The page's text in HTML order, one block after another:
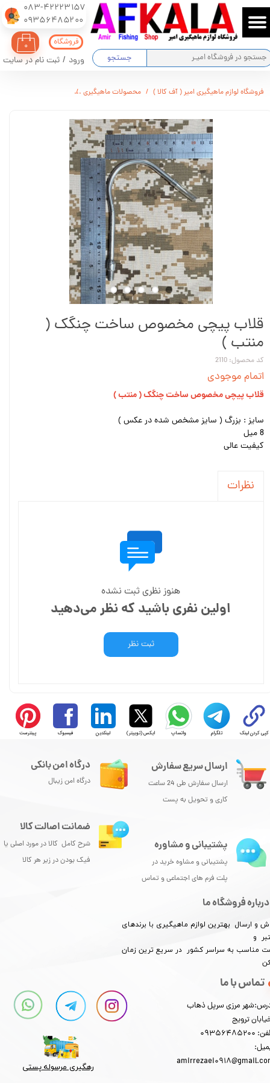
083-42223157
​​​​​​​09356485200
جستجو
۰
ورود / ثبت نام در سایت
حساب کاربری من
تغییر گذر واژه
فروشگاه
فروشگاه لوازم ماهیگیری امیر ( آف کالا ) محصولات ماهیگیری
قلاب پیچی مخصوص ساخت چنگک (
منتب )
کد محصول: 2110
اتمام موجودی
قلاب پیچی مخصوص ساخت چنگک ( منتب )
سایز : بزرگ ( سایز مشخص شده در عکس )
8 میل
کیفیت عالی
نظرات
هنوز نظری ثبت نشده
اولین نفری باشید که نظر می‌دهید
ثبت نظر
کپی کردن لینک تلگرام واتساپ ایکس (توییتر) لینکدین فیسبوک پینترست
ارسال سریع سفارش
ارسال سفارش طی 24 ساعت
کاری و تحویل به پست
درباره فروشگاه ما
و ارسال بهترین لوازم ماهیگیری با برندهای
و
مناسب به سراسر کشور در سریع ترین زمان
تماس با ما
مرزی سرپل ذهاب
ترویج
درگاه امن بانکی
درگاه امن زیبال
پشتیبانی و مشاوره
پشتیبانی و مشاوه خرید در
پلت فرم های اجتماعی و تماس
ضمانت اصالت کالا
شرح کامل کالا در مورد اصلی یا
فیک بودن در زیر هر کالا
رهگیری مرسوله پستی​​​​​​​